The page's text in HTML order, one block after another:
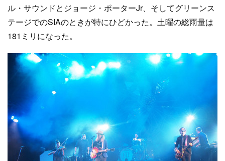
ル・サウンドとジョージ・ポーターJr、そしてグリーンス
テージでのSIAのときが特にひどかった。土曜の総雨量は
181ミリになった。